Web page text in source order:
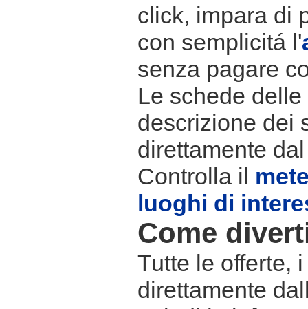
click, impara di
con semplicitá l'
senza pagare
Le schede
descrizione dei
direttamente
Controlla il
luoghi di
Come
Tutte le offerte,
direttamente